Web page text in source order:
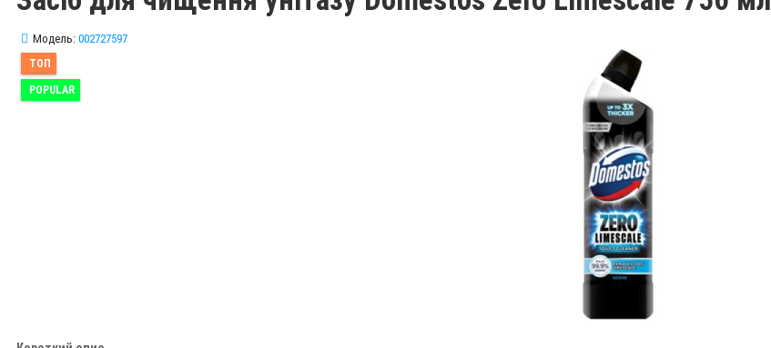
Модель: 002727597
ТОП
POPULAR